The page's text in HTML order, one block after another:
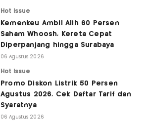
Hot Issue
Kemenkeu Ambil Alih 60 Persen
Saham Whoosh, Kereta Cepat
Diperpanjang hingga Surabaya
06 Agustus 2026
Hot Issue
Promo Diskon Listrik 50 Persen
Agustus 2026, Cek Daftar Tarif dan
Syaratnya
06 Agustus 2026